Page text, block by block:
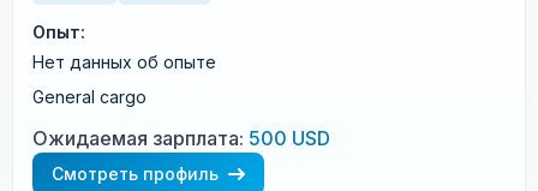
Опыт:
Нет данных об опыте
General cargo
Ожидаемая зарплата: 500 USD
Смотреть профиль